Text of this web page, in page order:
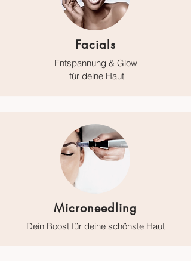
Facials
Entspannung & Glow​
für deine Haut
Microneedling
Dein Boost für deine schönste Haut